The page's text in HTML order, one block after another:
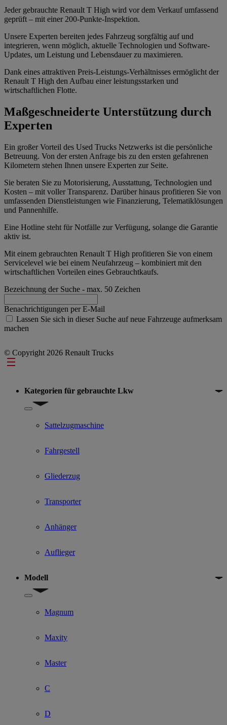
Jeder gebrauchte Renault T High wird vor dem Verkauf umfassend
geprüft – mit einer 200-Punkte-Inspektion.
Unsere Experten bereiten jedes Fahrzeug sorgfältig auf und
integrieren, wenn möglich, aktuelle Technologien und Software-
Updates, um Leistung und Lebensdauer zu maximieren.
Dank eines attraktiven Preis-Leistungs-Verhältnisses ermöglicht der
Renault T High den Aufbau einer leistungsstarken und
wirtschaftlichen Flotte.
Maßgeschneiderte Unterstützung durch
Experten
Ein großer Vorteil des Used Trucks Netzwerks ist die persönliche
Betreuung. Von der ersten Anfrage bis zu den ersten gefahrenen
Kilometern stehen Ihnen unsere Experten zur Seite.
Sie beraten Sie zu Motorisierung, Ausstattung, Technologien und
Kosten – mit voller Transparenz. Darüber hinaus profitieren Sie von
umfassenden Dienstleistungen wie Finanzierung, Telematiklösungen
und Pannenhilfe.
Eine Hotline steht für Notfälle zur Verfügung, solange die Garantie
aktiv ist.
Mit einem gebrauchten Renault T High profitieren Sie von einem
Servicelevel wie bei einem Neufahrzeug – kombiniert mit den
wirtschaftlichen Vorteilen eines Gebrauchtkaufs.
Bezeichnung der Suche - max. 50 Zeichen
Benachrichtigungen per E-Mail
Lassen Sie sich in dieser Suche auf neue Fahrzeuge aufmerksam
machen
© Copyright 2026 Renault Trucks
Footer
Kategorien für gebrauchte Lkw
Show submenu for Kategorien für gebrauchte Lkw
Sattelzugmaschine
Fahrgestell
Gliederzug
Transporter
Anhänger
Auflieger
Modell
Show submenu for Modell
Magnum
Maxity
Master
C
D